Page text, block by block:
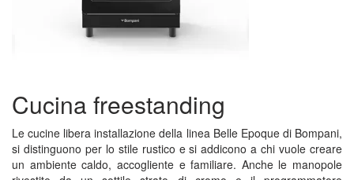
Cucina freestanding
Le cucine libera installazione della linea Belle Epoque di Bompani,
si distinguono per lo stile rustico e si addicono a chi vuole creare
un ambiente caldo, accogliente e familiare. Anche le manopole